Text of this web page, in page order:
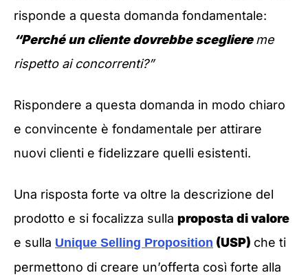
risponde a questa domanda fondamentale:
“Perché un cliente dovrebbe scegliereme
rispetto ai concorrenti?”
Rispondere a questa domanda in modo chiaro
e convincente è fondamentale per attirare
nuovi clienti e fidelizzare quelli esistenti.
Una risposta forte va oltre la descrizione del
prodotto e si focalizza sulla proposta di valore
e sulla Unique Selling Proposition (USP) che ti
permettono di creare un’offerta così forte alla